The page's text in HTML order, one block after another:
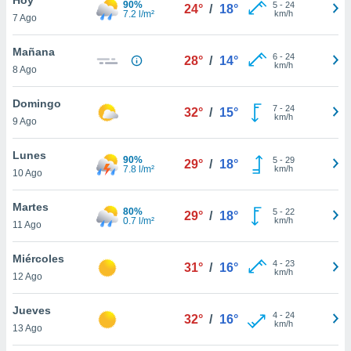
en
más
nuestra
de
cookies
aceptar
7 Ago
90%
7.2 l/m²
24° / 18° 5- 24
km/h
Mañana
8 Ago
28° / 14° 6- 24
km/h
Domingo
9 Ago
32° / 15° 7- 24
km/h
Lunes
10 Ago
90%
7.8 l/m²
29° / 18° 5- 29
km/h
Martes
11 Ago
80%
0.7 l/m²
29° / 18° 5- 22
km/h
Miércoles
12 Ago
31° / 16° 4- 23
km/h
Jueves
13 Ago
32° / 16° 4- 24
km/h